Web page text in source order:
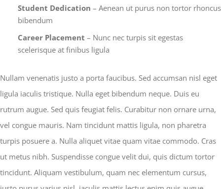
Student Dedication – Aenean ut purus non tortor rhoncus
bibendum
Career Placement – Nunc nec turpis sit egestas
scelerisque at finibus ligula
Nullam venenatis justo a porta faucibus. Sed accumsan nisl eget
ligula iaculis tristique. Nulla eget bibendum neque. Duis eu
rutrum augue. Sed quis feugiat felis. Curabitur non ornare urna,
vel congue mauris. Nam tincidunt mattis ligula, non pharetra
turpis posuere a. Nulla aliquet vitae quam vitae commodo. Cras
ut metus nibh. Suspendisse congue velit dui, quis dictum tortor
tincidunt. Aliquam vestibulum, quam nec elementum cursus,